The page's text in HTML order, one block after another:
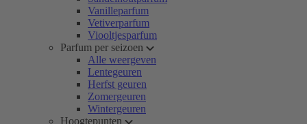
Vanilleparfum
Vetiverparfum
Viooltjesparfum
Parfum per seizoen
Alle weergeven
Lentegeuren
Herfst geuren
Zomergeuren
Wintergeuren
Hoogtepunten